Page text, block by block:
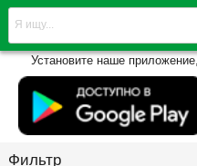
Установите наше
Фильтр